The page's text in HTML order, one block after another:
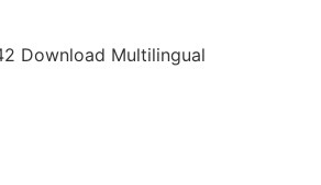
Download Multilingual